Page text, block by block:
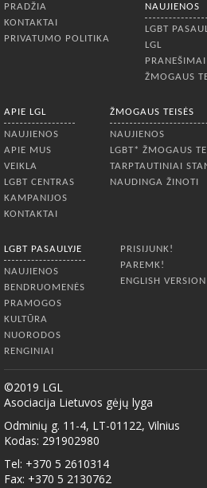
PRADŽIA
KONTAKTAI
PRIVATUMO POLITIKA
NAUJIENOS
LGBT
LGL
ŽMOGAUS
APIE LGL
NAUJIENOS
APIE MUS
VEIKLA
LGBT CENTRAS
KAMPANIJOS
KONTAKTAI
ŽMOGAUS TEISĖS
NAUJIENOS
LGBT* ŽMOGAUS
TARPTAUTINIAI
NAUDINGA ŽINOTI
LGBT PASAULYJE
NAUJIENOS
BENDRUOMENĖS
PRAMOGOS
KULTŪRA
NUORODOS
RENGINIAI
PRISIJUNK!
PAREMK!
ENGLISH VERSION
©2019 LGL
Asociacija Lietuvos gėjų lyga
Odminių g. 11-4, LT-01122, Vilnius
Kodas: 291902980
Tel: +370 5 2610314
Fax: +370 5 2130762